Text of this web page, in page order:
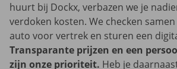
huurt bij Dockx, verbazen we je
verdoken kosten. We checken
auto voor vertrek en sturen een
Transparante prijzen en een
zijn onze prioriteit. Heb je